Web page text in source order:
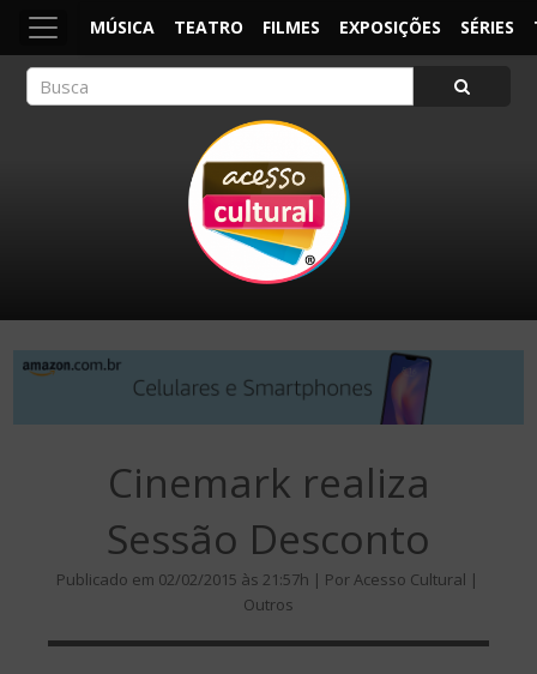
MÚSICA TEATRO FILMES EXPOSIÇÕES SÉRIES
Cinemark realiza
Sessão Desconto
Publicado em 02/02/2015 às 21:57h | Por Acesso Cultural |
Outros